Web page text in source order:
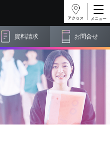
資料請求 お問合せ
アクセス